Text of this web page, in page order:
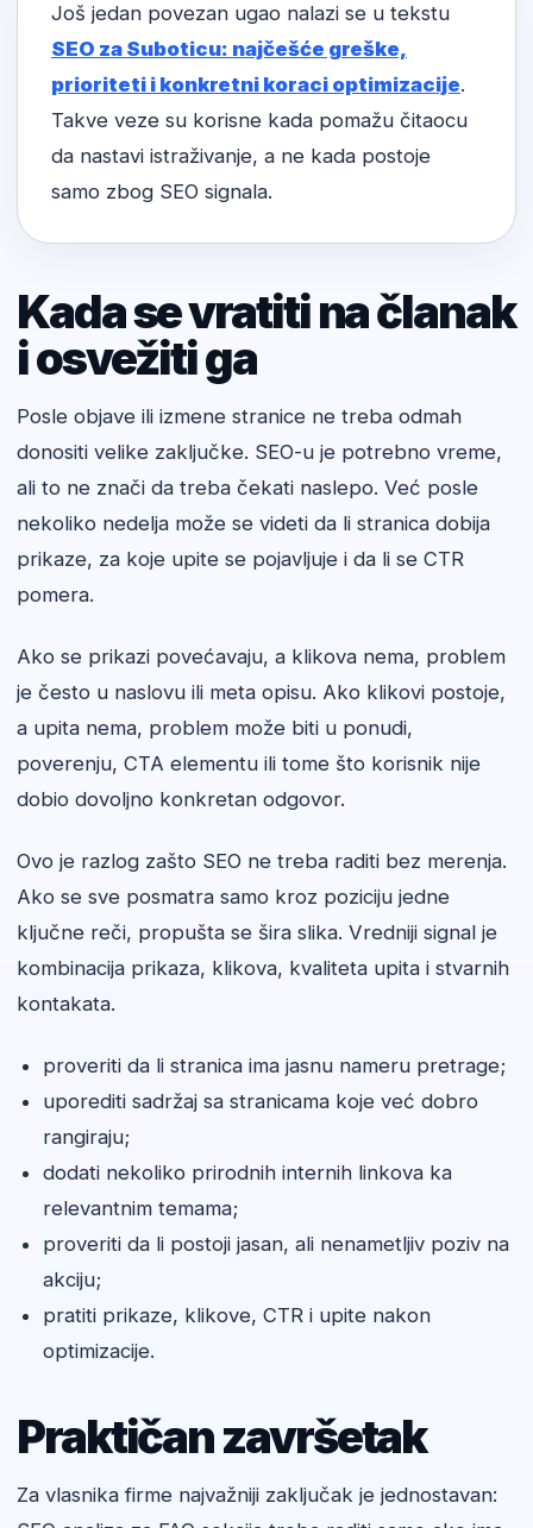
Još jedan povezan ugao nalazi se u tekstu
SEO za Suboticu: najčešće greške,
prioriteti i konkretni koraci optimizacije.
Takve veze su korisne kada pomažu čitaocu
da nastavi istraživanje, a ne kada postoje
samo zbog SEO signala.
Kada se vratiti na članak
i osvežiti ga
Posle objave ili izmene stranice ne treba odmah
donositi velike zaključke. SEO-u je potrebno vreme,
ali to ne znači da treba čekati naslepo. Već posle
nekoliko nedelja može se videti da li stranica dobija
prikaze, za koje upite se pojavljuje i da li se CTR
pomera.
Ako se prikazi povećavaju, a klikova nema, problem
je često u naslovu ili meta opisu. Ako klikovi postoje,
a upita nema, problem može biti u ponudi,
poverenju, CTA elementu ili tome što korisnik nije
dobio dovoljno konkretan odgovor.
Ovo je razlog zašto SEO ne treba raditi bez merenja.
Ako se sve posmatra samo kroz poziciju jedne
ključne reči, propušta se šira slika. Vredniji signal je
kombinacija prikaza, klikova, kvaliteta upita i stvarnih
kontakata.
proveriti da li stranica ima jasnu nameru pretrage;
uporediti sadržaj sa stranicama koje već dobro
rangiraju;
dodati nekoliko prirodnih internih linkova ka
relevantnim temama;
proveriti da li postoji jasan, ali nenametljiv poziv na
akciju;
pratiti prikaze, klikove, CTR i upite nakon
optimizacije.
Praktičan završetak
Za vlasnika firme najvažniji zaključak je jednostavan: